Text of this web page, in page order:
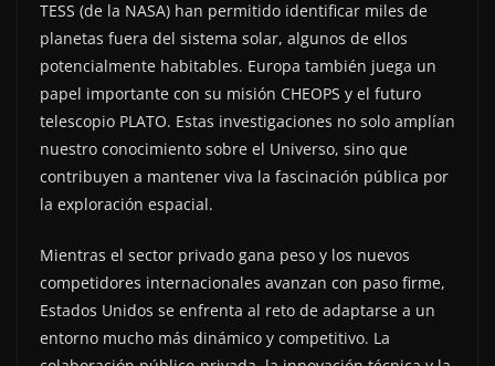
TESS (de la NASA) han permitido identificar miles de
planetas fuera del sistema solar, algunos de ellos
potencialmente habitables. Europa también juega un
papel importante con su misión CHEOPS y el futuro
telescopio PLATO. Estas investigaciones no solo amplían
nuestro conocimiento sobre el Universo, sino que
contribuyen a mantener viva la fascinación pública por
la exploración espacial.
Mientras el sector privado gana peso y los nuevos
competidores internacionales avanzan con paso firme,
Estados Unidos se enfrenta al reto de adaptarse a un
entorno mucho más dinámico y competitivo. La